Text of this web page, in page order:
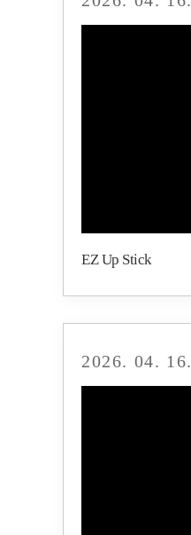
EZ Up Stick
2026. 04. 16.